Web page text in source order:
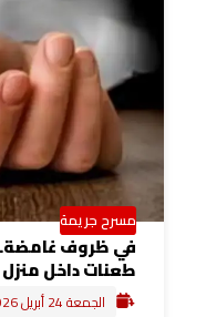
مسرح جريمة
في ظروف غامضة..
طعنات داخل منزل
الجمعة 24 أبريل 2026 7:55 ص